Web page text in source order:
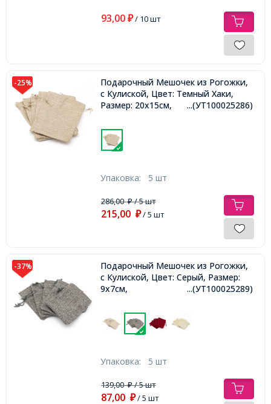
93,00 ₽/ 10 шт
-25%
Подарочный Мешочек из Рогожки,
с Кулиской, Цвет: Темный Хаки,
Размер: 20х15см,
...(УТ100025286)
Упаковка: 5 шт
286,00₽/ 5 шт
215,00 ₽/ 5 шт
-37%
Подарочный Мешочек из Рогожки,
с Кулиской, Цвет: Серый, Размер:
9х7см,
...(УТ100025289)
Упаковка: 5 шт
139,00₽/ 5 шт
87,00 ₽/ 5 шт